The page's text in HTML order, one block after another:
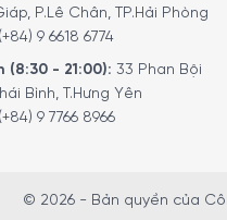
x 89 cm (S x R x C)
tuyệt đối
P.Lê Chân, TP.Hải Phòng
(+84) 9 6618 6774
(8:30 - 21:00): 33 Phan Bội
Bình, T.Hưng Yên
(+84) 9 7766 8966
© 2026 - Bản quyền của